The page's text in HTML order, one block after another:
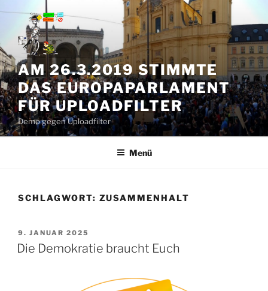
springen
AM 26.3.2019 STIMMTE
DAS EUROPAPARLAMENT
FÜR UPLOADFILTER
Demo gegen Uploadfilter
Menü
SCHLAGWORT: ZUSAMMENHALT
VERÖFFENTLICHT
AM
9. JANUAR 2025
Die Demokratie braucht Euch